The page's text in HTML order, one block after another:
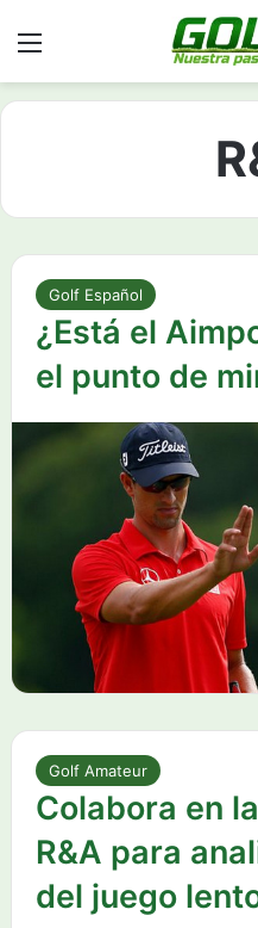
Golf Español
¿Está el
el punto de
Golf Amateur
Colabora en
R&A para
del juego